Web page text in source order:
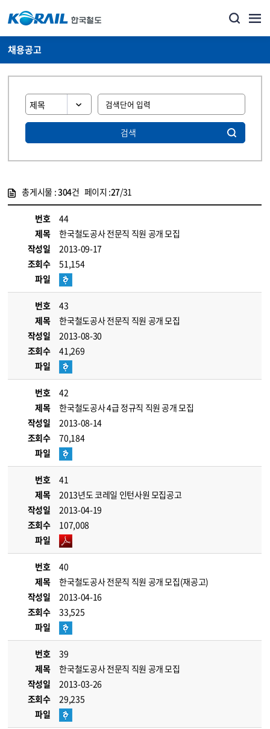
채용공고
검색
총게시물 :304건 페이지 :27/31
번호
44
제목
한국철도공사 전문직 직원 공개 모집
작성일
2013-09-17
조회수
51,154
파일
번호
43
제목
한국철도공사 전문직 직원 공개 모집
작성일
2013-08-30
조회수
41,269
파일
번호
42
제목
한국철도공사 4급 정규직 직원 공개 모집
작성일
2013-08-14
조회수
70,184
파일
번호
41
제목
2013년도 코레일 인턴사원 모집공고
작성일
2013-04-19
조회수
107,008
파일
번호
40
제목
한국철도공사 전문직 직원 공개 모집(재공고)
작성일
2013-04-16
조회수
33,525
파일
번호
39
제목
한국철도공사 전문직 직원 공개 모집
작성일
2013-03-26
조회수
29,235
파일